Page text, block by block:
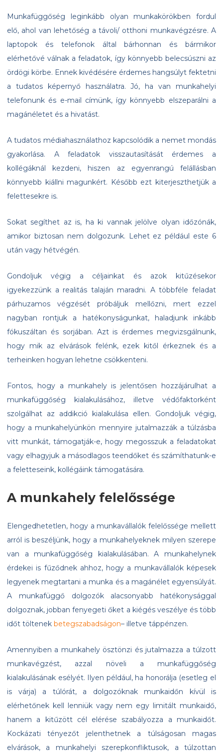
Munkafüggőség leginkább olyan munkakörökben fordul
elő, ahol van lehetőség a távoli/ otthoni munkavégzésre. A
laptopok és telefonok által bárhonnan és bármikor
elérhetővé válnak a feladatok, így könnyebb belecsúszni az
ördögi körbe. Ennek kivédésére érdemes hangsúlyt fektetni
a tudatos képernyő használatra. Jó, ha van munkahelyi
telefonunk és e-mail címünk, így könnyebb elszeparálni a
magánéletet és a hivatást.
A tudatos médiahasználathoz kapcsolódik a nemet mondás
gyakorlása. A feladatok visszautasítását érdemes a
kollégáknál kezdeni, hiszen az egyenrangú felállásban
könnyebb kiállni magunkért. Később ezt kiterjeszthetjük a
felettesekre is.
Sokat segíthet az is, ha ki vannak jelölve olyan időzónák,
amikor biztosan nem dolgozunk. Lehet ez például este 6
után vagy hétvégén.
Gondoljuk végig a céljainkat és azok kitűzésekor
igyekezzünk a realitás talaján maradni. A többféle feladat
párhuzamos végzését próbáljuk mellőzni, mert ezzel
nagyban rontjuk a hatékonyságunkat, haladjunk inkább
fókuszáltan és sorjában. Azt is érdemes megvizsgálnunk,
hogy mik az elvárások felénk, ezek kitől érkeznek és a
terheinken hogyan lehetne csökkenteni.
Fontos, hogy a munkahely is jelentősen hozzájárulhat a
munkafüggőség kialakulásához, illetve védőfaktorként
szolgálhat az addikció kialakulása ellen. Gondoljuk végig,
hogy a munkahelyünkön mennyire jutalmazzák a túlzásba
vitt munkát, támogatják-e, hogy megosszuk a feladatokat
vagy elhagyjuk a másodlagos teendőket és számíthatunk-e
a feletteseink, kollégáink támogatására.
A munkahely felelőssége
Elengedhetetlen, hogy a munkavállalók felelőssége mellett
arról is beszéljünk, hogy a munkahelyeknek milyen szerepe
van a munkafüggőség kialakulásában. A munkahelynek
érdekei is fűződnek ahhoz, hogy a munkavállalók képesek
legyenek megtartani a munka és a magánélet egyensúlyát.
A munkafüggő dolgozók alacsonyabb hatékonysággal
dolgoznak, jobban fenyegeti őket a kiégés veszélye és több
időt töltenek betegszabadságon– illetve táppénzen.
Amennyiben a munkahely ösztönzi és jutalmazza a túlzott
munkavégzést, azzal növeli a munkafüggőség
kialakulásának esélyét. Ilyen például, ha honorálja (esetleg el
is várja) a túlórát, a dolgozóknak munkaidőn kívül is
elérhetőnek kell lenniük vagy nem egy limitált munkaidő,
hanem a kitűzött cél elérése szabályozza a munkaidőt.
Kockázati tényezőt jelenthetnek a túlságosan magas
elvárások, a munkahelyi szerepkonfliktusok, a túlzottan